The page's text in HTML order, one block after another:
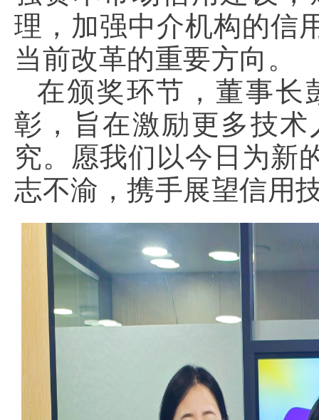
理，加强中介机构的信
当前改革的重要方向。
在颁奖环节，董事长
彰，旨在激励更多技
究。愿我们以今日为新
志不渝，携手展望信用